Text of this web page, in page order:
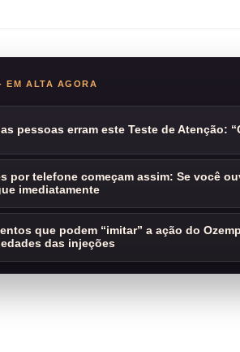
EM ALTA AGORA
pessoas erram este Teste de Atenção:
por telefone começam assim: Se você
imediatamente
que podem “imitar” a ação do
das injeções